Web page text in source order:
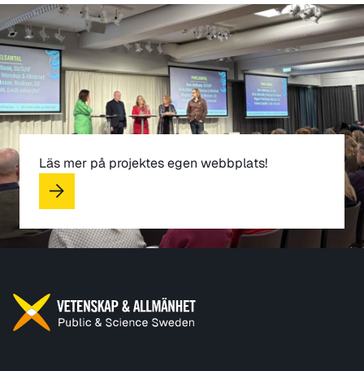
Läs mer på projektes egen webbplats!